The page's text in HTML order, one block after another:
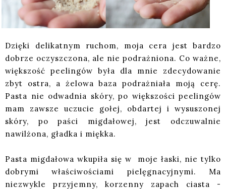
Dzięki delikatnym ruchom, moja cera jest bardzo
dobrze oczyszczona, ale nie podrażniona. Co ważne,
większość peelingów była dla mnie zdecydowanie
zbyt ostra, a żelowa baza podrażniała moją cerę.
Pasta nie odwadnia skóry, po większości peelingów
mam zawsze uczucie gołej, obdartej i wysuszonej
skóry, po paści migdałowej, jest odczuwalnie
nawilżona, gładka i miękka.
Pasta migdałowa wkupiła się w moje łaski, nie tylko
dobrymi właściwościami pielęgnacyjnymi. Ma
niezwykle przyjemny, korzenny zapach ciasta -